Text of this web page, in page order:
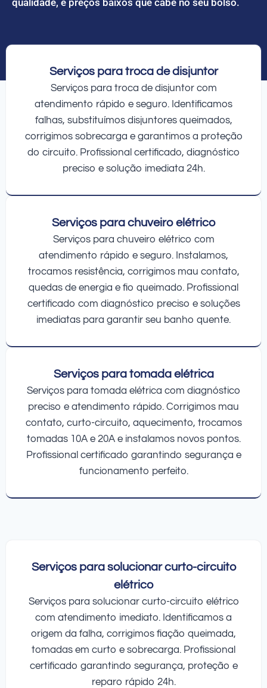
Serviços para troca de disjuntor
Serviços para troca de disjuntor com
atendimento rápido e seguro. Identificamos
falhas, substituímos disjuntores queimados,
corrigimos sobrecarga e garantimos a proteção
do circuito. Profissional certificado, diagnóstico
preciso e solução imediata 24h.
Serviços para chuveiro elétrico
Serviços para chuveiro elétrico com
atendimento rápido e seguro. Instalamos,
trocamos resistência, corrigimos mau contato,
quedas de energia e fio queimado. Profissional
certificado com diagnóstico preciso e soluções
imediatas para garantir seu banho quente.
Serviços para tomada elétrica
Serviços para tomada elétrica com diagnóstico
preciso e atendimento rápido. Corrigimos mau
contato, curto-circuito, aquecimento, trocamos
tomadas 10A e 20A e instalamos novos pontos.
Profissional certificado garantindo segurança e
funcionamento perfeito.
Serviços para solucionar curto-circuito
elétrico
Serviços para solucionar curto-circuito elétrico
com atendimento imediato. Identificamos a
origem da falha, corrigimos fiação queimada,
tomadas em curto e sobrecarga. Profissional
certificado garantindo segurança, proteção e
reparo rápido 24h.